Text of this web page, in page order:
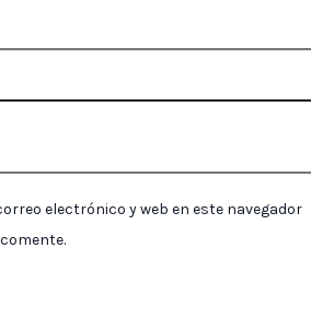
electrónico y web en este navegador